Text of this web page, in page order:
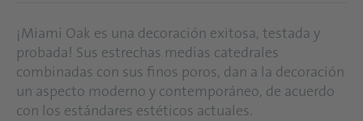
¡Miami Oak es una decoración exitosa, testada y
probada! Sus estrechas medias catedrales
combinadas con sus finos poros, dan a la decoración
un aspecto moderno y contemporáneo, de acuerdo
con los estándares estéticos actuales.